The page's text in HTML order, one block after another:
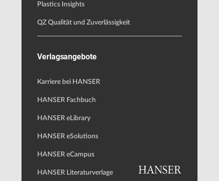
Plastics Insights
QZ Qualität und Zuverlässigkeit
Verlagsangebote
Karriere bei HANSER
HANSER Fachbuch
HANSER eLibrary
HANSER eSolutions
HANSER eCampus
HANSER Literaturverlage